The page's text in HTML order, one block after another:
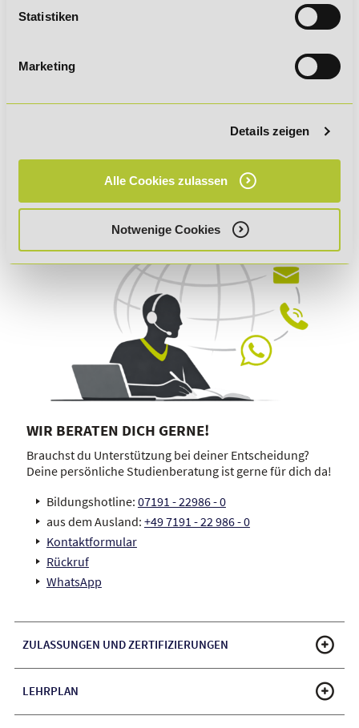
Statistiken
Marketing
Details zeigen
Alle Cookies zulassen
Notwenige Cookies
Crossmedial verknüpfen,
zeitgemäß lernen:
Lernen am Puls der Zeit!
WIR BERATEN DICH GERNE!
Brauchst du Unterstützung bei deiner Entscheidung?
Deine persönliche Studienberatung ist gerne für dich da!
Bildungshotline: 07191 - 22986 - 0
aus dem Ausland: +49 7191 - 22 986 - 0
Kontaktformular
Rückruf
WhatsApp
ZULASSUNGEN UND ZERTIFIZIERUNGEN
LEHRPLAN